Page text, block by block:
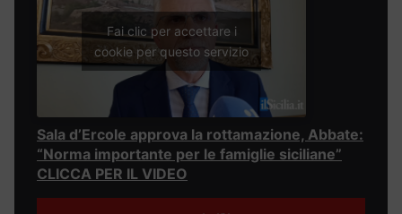
Fai clic per accettare i
cookie per questo servizio
Sala d’Ercole approva la rottamazione, Abbate:
“Norma importante per le famiglie siciliane”
CLICCA PER IL VIDEO